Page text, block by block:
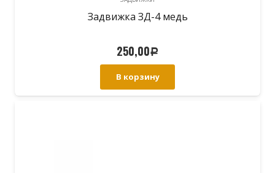
Задвижка ЗД-4 медь
250,00Р
В корзину